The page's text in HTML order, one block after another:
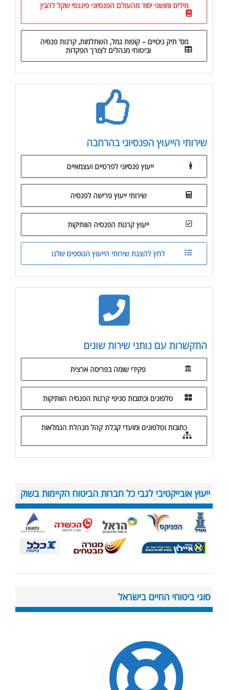
מילים ומושגי יסוד מהעולם הפנסיוני פיננסי שקל להבין
מס' תיק ניכויים – קופות גמל, השתלמות, קרנות פנסיה
וביטוחי מנהלים לצורך הפקדות
שירותי הייעוץ הפנסיוני בהרחבה
ייעוץ פנסיוני לפרטיים ועצמאיים
שירותי ייעוץ פרישה לפנסיה
ייעוץ קרנות הפנסיה הוותיקות
לחץ להצגת שירותי הייעוץ הנוספים שלנו
התקשרות עם נותני שירות שונים
פקידי שומה בפריסה ארצית
טלפונים וכתובות סניפי קרנות הפנסיה הוותיקות
כתובות וטלפונים ומועדי קבלת קהל מנהלת הגמלאות
ייעוץ אובייקטיבי לגבי כל חברות הביטוח הקיימות בשוק
סוגי ביטוחי החיים בישראל